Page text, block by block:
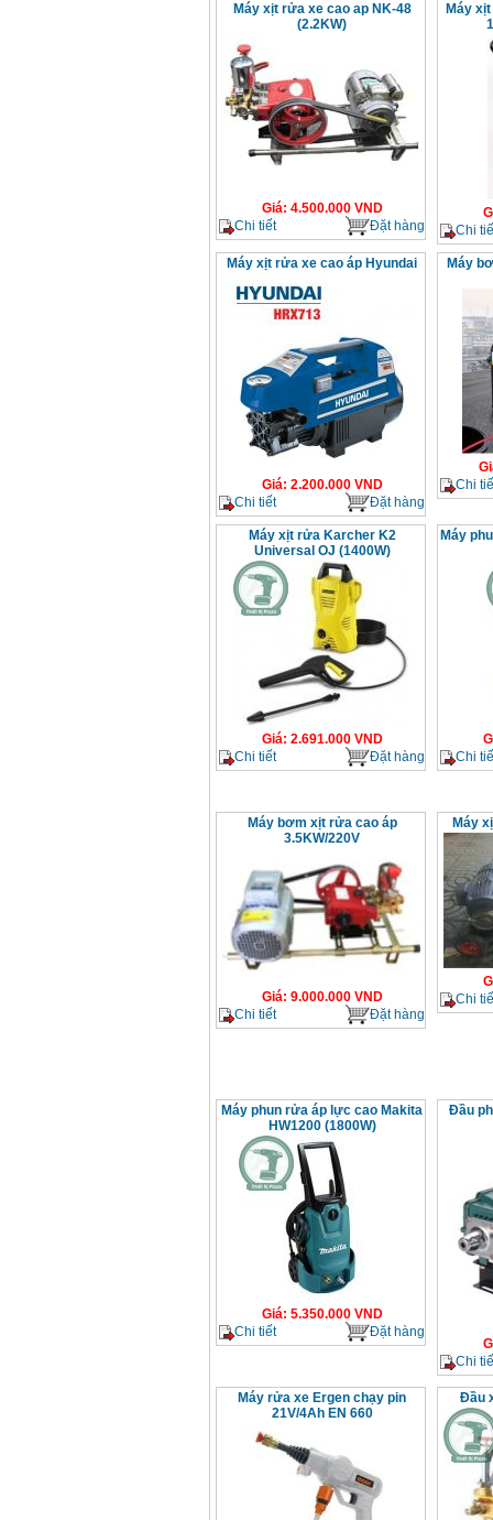
Máy xịt rửa xe cao ap NK-48
(2.2KW)
Giá: 4.500.000VND
Chi tiết
Đặt hàng
Máy
Chi
Máy xịt rửa xe cao áp Hyundai
Giá: 2.200.000VND
Chi tiết
Đặt hàng
Máy
Chi
Máy xịt rửa Karcher K2
Universal OJ (1400W)
Giá: 2.691.000VND
Chi tiết
Đặt hàng
Máy
Chi
Máy bơm xịt rửa cao áp
3.5KW/220V
Giá: 9.000.000VND
Chi tiết
Đặt hàng
Máy
Chi
Máy phun rửa áp lực cao Makita
HW1200 (1800W)
Giá: 5.350.000VND
Chi tiết
Đặt hàng
Đầu
Chi
Máy rửa xe Ergen chạy pin
21V/4Ah EN 660
Đầu